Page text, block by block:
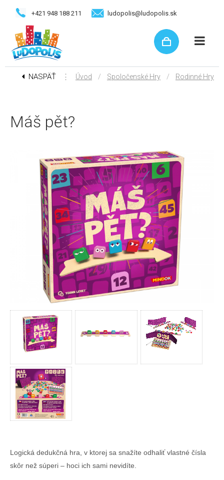
+421 948 188 211 ludopolis@ludopolis.sk
NASPÄŤ ⋮ Úvod / Spoločenské Hry / Rodinné Hry
Máš pět?
Logická dedukčná hra, v ktorej sa snažíte odhaliť vlastné čísla
skôr než súperi – hoci ich sami nevidíte.